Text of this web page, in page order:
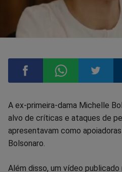
Compartilhar
no
Compartilhar
no
no
A ex-primeira-dama Michelle
alvo de críticas e ataques de
apresentavam como
Bolsonaro.
Além disso, um vídeo